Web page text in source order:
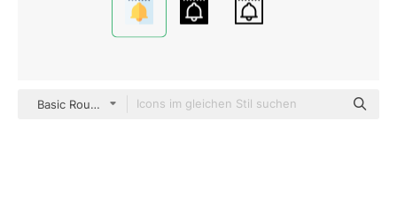
Basic Rounded Flat